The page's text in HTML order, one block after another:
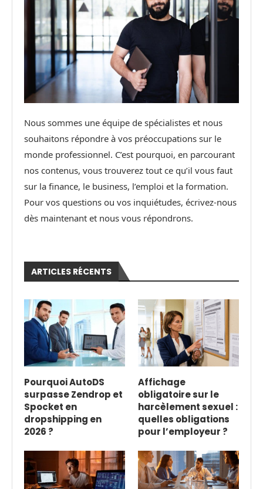
Nous sommes une équipe de spécialistes et nous
souhaitons répondre à vos préoccupations sur le
monde professionnel. C’est pourquoi, en parcourant
nos contenus, vous trouverez tout ce qu’il vous faut
sur la finance, le business, l’emploi et la formation.
Pour vos questions ou vos inquiétudes, écrivez-nous
dès maintenant et nous vous répondrons.
ARTICLES RÉCENTS
Pourquoi AutoDS
surpasse Zendrop et
Spocket en
dropshipping en
2026 ?
Affichage
obligatoire sur le
harcèlement sexuel :
quelles obligations
pour l’employeur ?